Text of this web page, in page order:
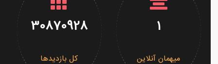
میهمان آنلاین
30870928
کل بازدیدها